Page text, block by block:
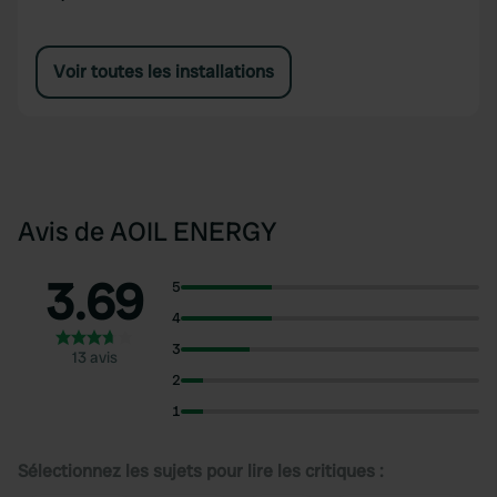
Voir toutes les installations
Avis de AOIL ENERGY
3.69
13 avis
5
4
3
2
1
Sélectionnez les sujets pour lire les critiques :